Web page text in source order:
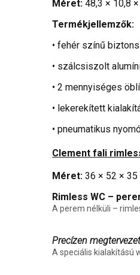
Méret: 48,3 × 10,8
Termékjellemzők:
• fehér színű
• szálcsiszolt
• 2 mennyiséges
• lekerekített
• pneumatikus
Clement fali
Méret: 36 × 52 × 35
Rimless WC –
A perem nélküli –
Precízen
A speciális kialakítású